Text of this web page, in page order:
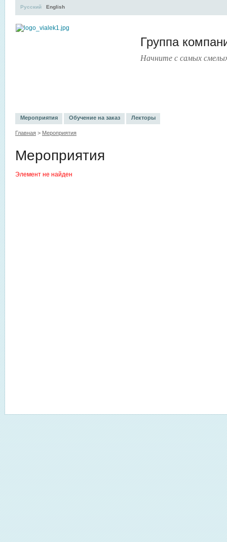
Группа
Начните с самых
Русский English
Мероприятия Обучение на заказ Лекторы
Главная > Мероприятия
Мероприятия
Элемент не найден